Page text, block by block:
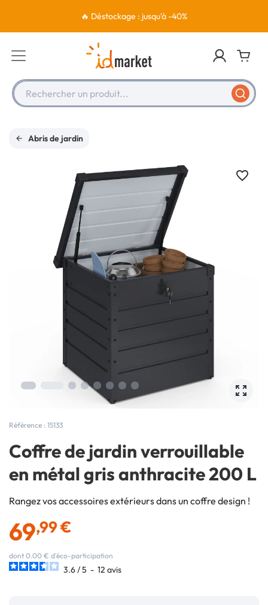
🔥 Déstockage : jusqu'à -40%
Rechercher un produit...
Abris de jardin
Référence : 15133
Coffre de jardin verrouillable
en métal gris anthracite 200 L
Rangez vos accessoires extérieurs dans un coffre design !
69,99 €
dont 0.00 € d'éco-participation
3.6/5 - 12 avis
favorite_border